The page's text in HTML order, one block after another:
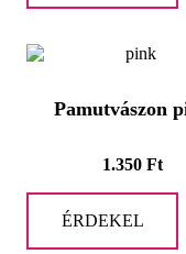
Pamutvászon
1.350 Ft
ÉRDEKEL